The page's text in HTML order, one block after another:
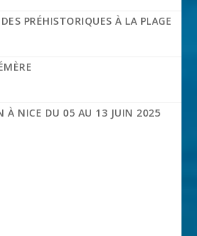
PRÉHISTORIQUES À LA PLAGE
À NICE DU 05 AU 13 JUIN 2025